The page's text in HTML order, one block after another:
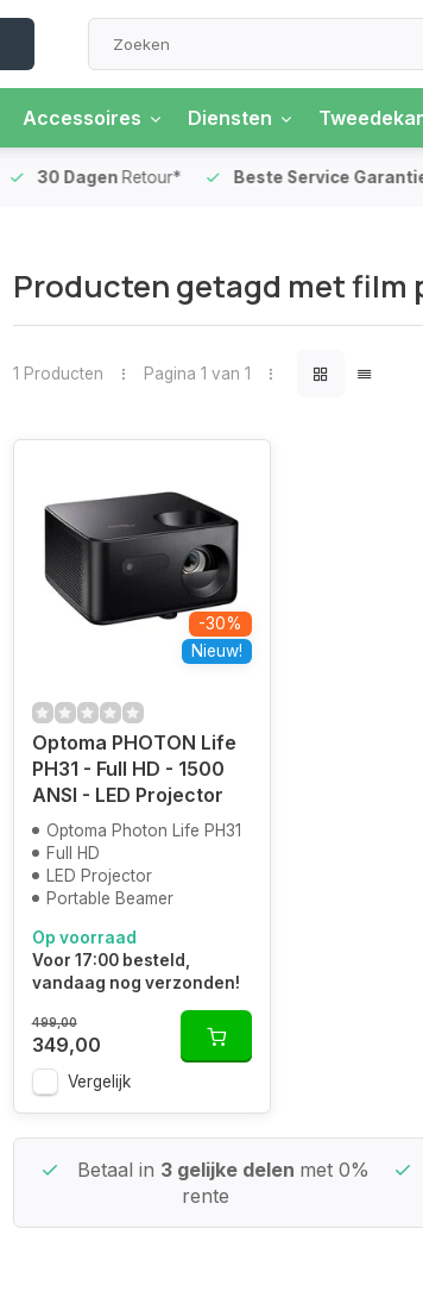
Accessoires Diensten
30 DagenRetour* Beste Service Garantie
Producten getagd met film
1 Producten Pagina 1 van 1
-30%
Nieuw!
Optoma PHOTON Life
PH31 - Full HD - 1500
ANSI - LED Projector
Optoma Photon Life PH31
Full HD
LED Projector
Portable Beamer
Op voorraad
Voor 17:00 besteld,
vandaag nog verzonden!
499,00
349,00
Vergelijk
Betaal in 3 gelijke delen met 0%
rente